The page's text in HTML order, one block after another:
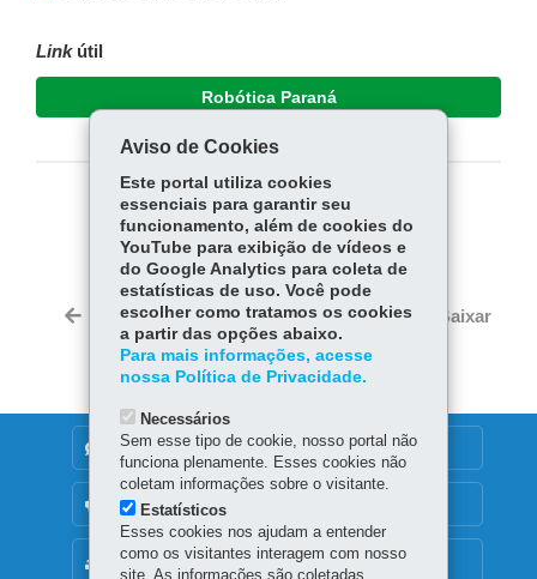
Linkútil
Robótica Paraná
COMPARTILHE:
Fa
ce
bo
ok
Tw
itt
er
W
ha
ts
p
Voltar Início Imprimir Baixar
MAPA DO SITE
DENUNCIE CORRUPÇÃO
OUVIDORIA
Aviso de Cookies
Este portal utiliza cookies
essenciais para garantir seu
funcionamento, além de cookies do
YouTube para exibição de vídeos e
do Google Analytics para coleta de
estatísticas de uso. Você pode
escolher como tratamos os cookies
a partir das opções abaixo.
Para mais informações, acesse
nossa Política de Privacidade.
Necessários
Sem esse tipo de cookie, nosso portal não
funciona plenamente. Esses cookies não
coletam informações sobre o visitante.
Estatísticos
Esses cookies nos ajudam a entender
como os visitantes interagem com nosso
site. As informações são coletadas